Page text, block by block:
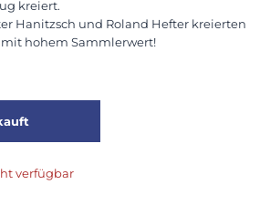
kreiert.
Hanitzsch und Roland Hefter kreierten
hohem Sammlerwert!
verfügbar